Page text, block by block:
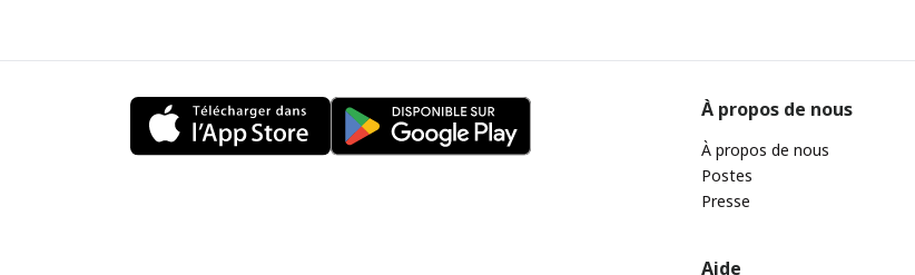
À propos de nous
À propos de nous
Postes
Presse
Aide